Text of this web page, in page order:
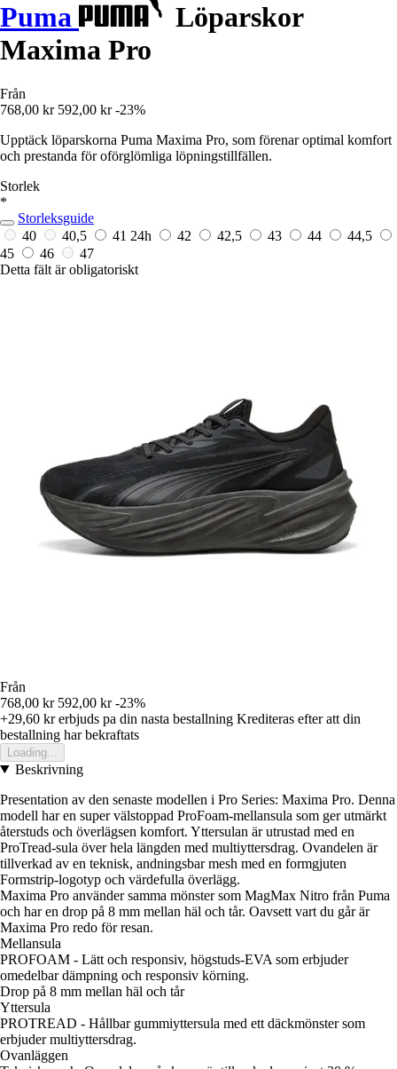
Puma
Löparskor
Maxima Pro
Från
768,00 kr 592,00 kr -23%
Upptäck löparskorna Puma Maxima Pro, som förenar optimal komfort
och prestanda för oförglömliga löpningstillfällen.
Storlek
*
Storleksguide
40
40,5 41 24h 42 42,5 43 44
44,5
45
46
47
Detta fält är obligatoriskt
Från
768,00 kr 592,00 kr -23%
+29,60 krerbjuds pa din nasta bestallning Krediteras efter att din
bestallning har bekraftats
Loading...
Beskrivning
Presentation av den senaste modellen i Pro Series: Maxima Pro. Denna
modell har en super välstoppad ProFoam-mellansula som ger utmärkt
återstuds och överlägsen komfort. Yttersulan är utrustad med en
ProTread-sula över hela längden med multiyttersdrag. Ovandelen är
tillverkad av en teknisk, andningsbar mesh med en formgjuten
Formstrip-logotyp och värdefulla överlägg.
Maxima Pro använder samma mönster som MagMax Nitro från Puma
och har en drop på 8 mm mellan häl och tår. Oavsett vart du går är
Maxima Pro redo för resan.
Mellansula
PROFOAM - Lätt och responsiv, högstuds-EVA som erbjuder
omedelbar dämpning och responsiv körning.
Drop på 8 mm mellan häl och tår
Yttersula
PROTREAD - Hållbar gummiyttersula med ett däckmönster som
erbjuder multiyttersdrag.
Ovanläggen